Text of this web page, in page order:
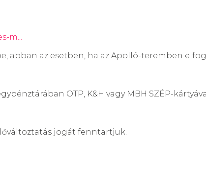
m...
abban az esetben, ha az Apolló-teremben
OTP, K&H vagy MBH SZÉP-
jogát fenntartjuk.